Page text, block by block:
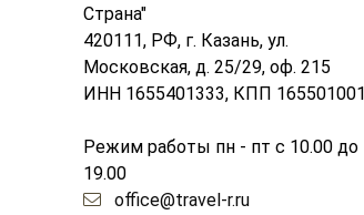
Страна"
420111, РФ, г. Казань, ул.
Московская, д. 25/29, оф. 215
ИНН 1655401333, КПП 165501001
Режим работы пн - пт с 10.00 до
19.00
office@travel-r.ru